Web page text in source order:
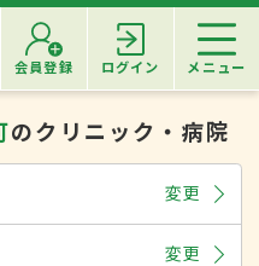
会員登録 ログイン メニュー
のクリニック・病院
変更
変更